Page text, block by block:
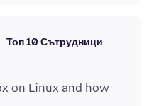
Топ 10 Сътрудници
on Linux and how